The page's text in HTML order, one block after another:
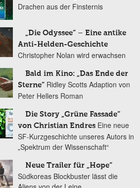
Drachen aus der Finsternis
„Die Odyssee“ – Eine antike
Anti-Helden-Geschichte
Christopher Nolan wird erwachsen
Bald im Kino: „Das Ende der
Sterne“ Ridley Scotts Adaption von
Peter Hellers Roman
Die Story „Grüne Fassade“
von Christian Endres Eine neue
SF-Kurzgeschichte unseres Autors in
„Spektrum der Wissenschaft“
Neue Trailer für „Hope“
Südkoreas Blockbuster lässt die